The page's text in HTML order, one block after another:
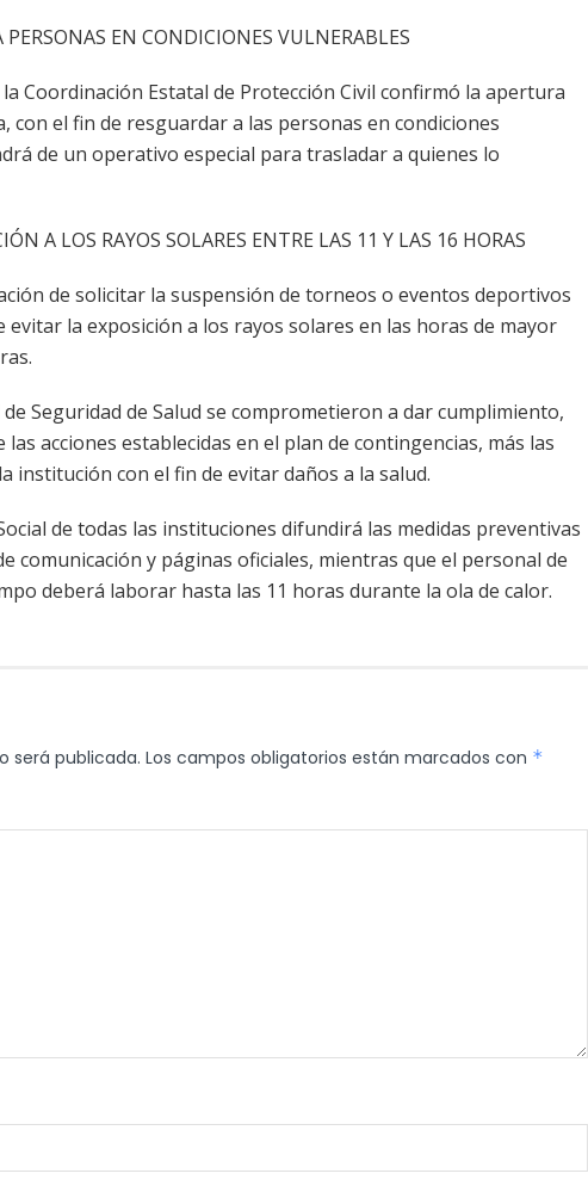
PERSONAS EN CONDICIONES VULNERABLES
Coordinación Estatal de Protección Civil confirmó la apertura
con el fin de resguardar a las personas en condiciones
de un operativo especial para trasladar a quienes lo
A LOS RAYOS SOLARES ENTRE LAS 11 Y LAS 16 HORAS
de solicitar la suspensión de torneos o eventos deportivos
evitar la exposición a los rayos solares en las horas de mayor
Seguridad de Salud se comprometieron a dar cumplimiento,
acciones establecidas en el plan de contingencias, más las
institución con el fin de evitar daños a la salud.
de todas las instituciones difundirá las medidas preventivas
comunicación y páginas oficiales, mientras que el personal de
deberá laborar hasta las 11 horas durante la ola de calor.
será publicada. Los campos obligatorios están marcados con *